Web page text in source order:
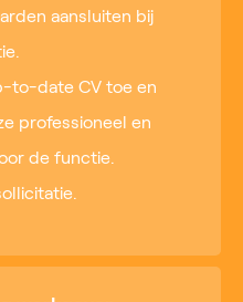
aansluiten bij
to-date CV toe en
professioneel en
de functie.